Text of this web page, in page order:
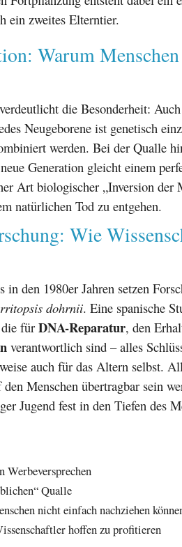
ein zweites Elterntier.
Warum
die Besonderheit:
Neugeborene ist genetisch
werden. Bei der Qualle
Generation gleicht einem
Art biologischer „Inversion der
natürlichen Tod zu entgehen.
Wie
in den 1980er Jahren setzen
dohrnii. Eine spanische
für DNA-Reparatur, den
verantwortlich sind – alles
auch für das Altern selbst.
Menschen übertragbar sein
Jugend fest in den Tiefen des
Werbeversprechen
Qualle
nicht einfach nachziehen
hoffen zu profitieren